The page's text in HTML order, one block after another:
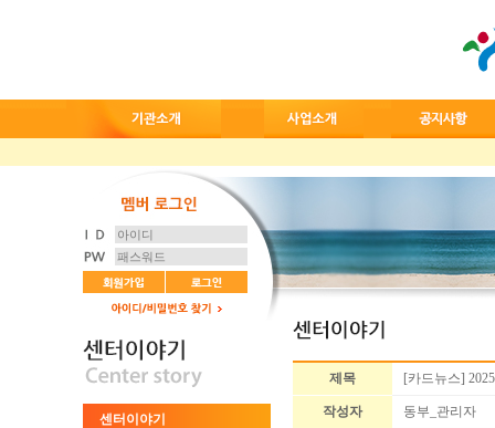
센터이야기
제목 [카드뉴스]
작성자 동부_관리자